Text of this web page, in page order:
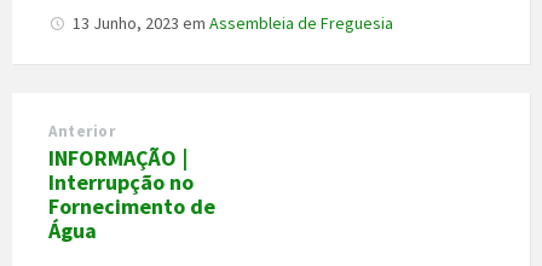
13 Junho, 2023 em Assembleia de Freguesia
Anterior
INFORMAÇÃO |
Interrupção no
Fornecimento de
Água